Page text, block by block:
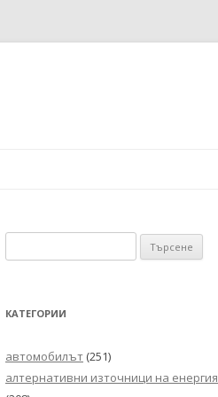
за:
КАТЕГОРИИ
автомобилът (251)
алтернативни източници на енергия